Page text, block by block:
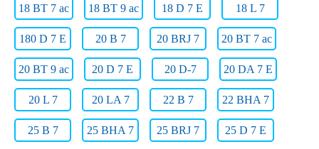
18 BT 7 ac 18 BT 9 ac 18 D 7 E 18 L 7
180 D 7 E 20 B 7 20 BRJ 7 20 BT 7 ac
20 BT 9 ac 20 D 7 E 20 D-7 20 DA 7 E
20 L 7 20 LA 7 22 B 7 22 BHA 7
25 B 7 25 BHA 7 25 BRJ 7 25 D 7 E